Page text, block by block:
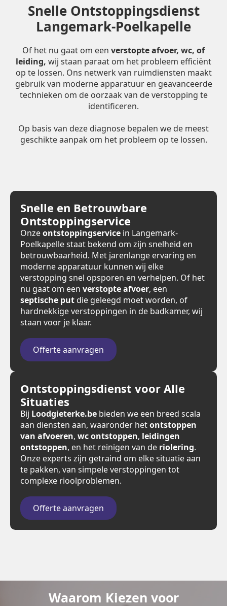
Snelle Ontstoppingsdienst
Langemark-Poelkapelle
Of het nu gaat om een verstopte afvoer, wc, of
leiding, wij staan paraat om het probleem efficiënt
op te lossen. Ons netwerk van ruimdiensten maakt
gebruik van moderne apparatuur en geavanceerde
technieken om de oorzaak van de verstopping te
identificeren.
Op basis van deze diagnose bepalen we de meest
geschikte aanpak om het probleem op te lossen.
Snelle en Betrouwbare
Ontstoppingservice
Onzeontstoppingservice in Langemark-
Poelkapelle staat bekend om zijn snelheid en
betrouwbaarheid. Met jarenlange ervaring en
moderne apparatuur kunnen wij elke
verstopping snel opsporen en verhelpen. Of het
nu gaat om een verstopte afvoer, een
septische put die geleegd moet worden, of
hardnekkige verstoppingen in de badkamer, wij
staan voor je klaar.
Offerte aanvragen
Ontstoppingsdienst voor Alle
Situaties
Bij Loodgieterke.be bieden we een breed scala
aan diensten aan, waaronder hetontstoppen
van afvoeren, wc ontstoppen, leidingen
ontstoppen, en het reinigen van de riolering.
Onze experts zijn getraind om elke situatie aan
te pakken, van simpele verstoppingen tot
complexe rioolproblemen.
Offerte aanvragen
Waarom Kiezen voor